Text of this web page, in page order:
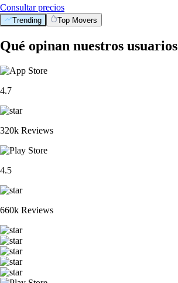
Consultar precios
Trending Top Movers
Qué opinan nuestros usuarios
4.7
320k Reviews
4.5
660k Reviews